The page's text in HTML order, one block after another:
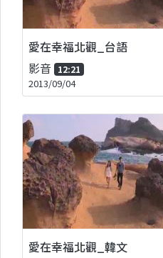
愛在幸福北觀_台語
影音 12:21
2013/09/04
愛在幸福北觀_韓文